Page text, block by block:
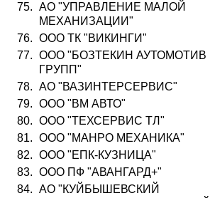
75. АО "УПРАВЛЕНИЕ МАЛОЙ
МЕХАНИЗАЦИИ"
76. ООО ТК "ВИКИНГИ"
77. ООО "БОЗТЕКИН АУТОМОТИВ
ГРУПП"
78. АО "ВАЗИНТЕРСЕРВИС"
79. ООО "ВМ АВТО"
80. ООО "ТЕХСЕРВИС ТЛ"
81. ООО "МАНРО МЕХАНИКА"
82. ООО "ЕПК-КУЗНИЦА"
83. ООО ПФ "АВАНГАРД+"
84. АО "КУЙБЫШЕВСКИЙ